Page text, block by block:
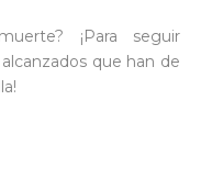
¡Para seguir
que han de